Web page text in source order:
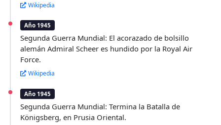
Wikipedia
Año 1945
Segunda Guerra Mundial: El acorazado de bolsillo
alemán Admiral Scheer es hundido por la Royal Air
Force.
Wikipedia
Año 1945
Segunda Guerra Mundial: Termina la Batalla de
Königsberg, en Prusia Oriental.